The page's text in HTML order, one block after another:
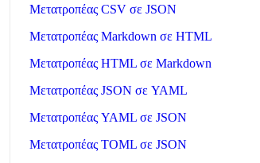
Μετατροπέας CSV σε JSON
Μετατροπέας Markdown σε HTML
Μετατροπέας HTML σε Markdown
Μετατροπέας JSON σε YAML
Μετατροπέας YAML σε JSON
Μετατροπέας TOML σε JSON